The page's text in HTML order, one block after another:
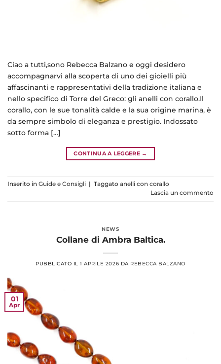
Ciao a tutti,sono Rebecca Balzano e oggi desidero
accompagnarvi alla scoperta di uno dei gioielli più
affascinanti e rappresentativi della tradizione italiana e
nello specifico di Torre del Greco: gli anelli con corallo.Il
corallo, con le sue tonalità calde e la sua origine marina, è
da sempre simbolo di eleganza e prestigio. Indossato
sotto forma […]
CONTINUA A LEGGERE →
Inserito in Guide e Consigli | Taggato anelli con corallo
Lascia un commento
NEWS
Collane di Ambra Baltica.
PUBBLICATO IL1 APRILE 2026 DA REBECCA BALZANO
01
Apr